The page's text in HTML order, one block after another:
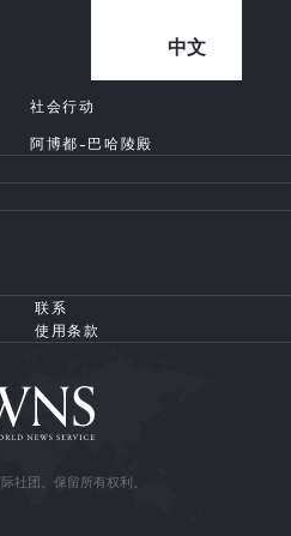
中文
社会行动
阿博都-巴哈陵殿
联系
使用条款
社团。保留所有权利。